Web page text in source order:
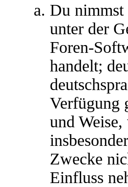
Du nimmst
unter der
Foren-
handelt;
Verfügung
und
Zwecke
Einfluss